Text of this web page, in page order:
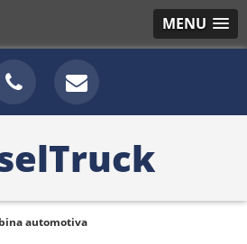
MENU
automotiva